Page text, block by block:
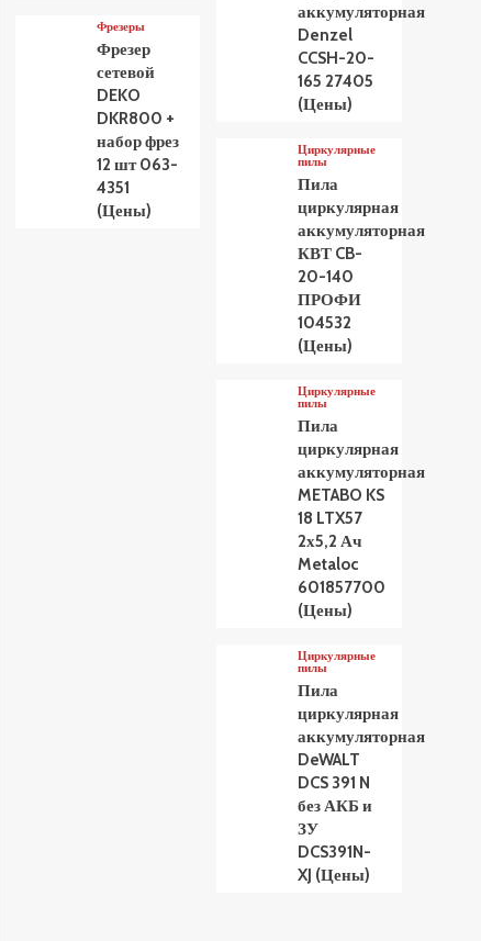
Фрезеры
Фрезер
сетевой
DEKO
DKR800 +
набор фрез
12 шт 063-
4351
(Цены)
аккумуляторная
Denzel
CCSH-20-
165 27405
(Цены)
Циркулярные
пилы
Пила
циркулярная
аккумуляторная
КВТ CB-
20-140
ПРОФИ
104532
(Цены)
Циркулярные
пилы
Пила
циркулярная
аккумуляторная
METABO KS
18 LTX57
2х5,2 Ач
Metaloc
601857700
(Цены)
Циркулярные
пилы
Пила
циркулярная
аккумуляторная
DeWALT
DCS 391 N
без АКБ и
ЗУ
DCS391N-
XJ (Цены)